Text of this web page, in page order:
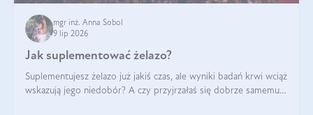
mgr inż. Anna Sobol
9 lip 2026
Jak suplementować żelazo?
Suplementujesz żelazo już jakiś czas, ale wyniki badań krwi wciąż
wskazują jego niedobór? A czy przyjrzałaś się dobrze samemu